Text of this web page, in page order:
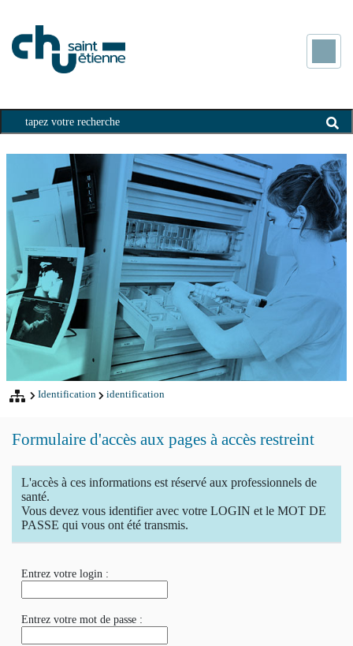
Identification identification
Formulaire d'accès aux pages à accès restreint
L'accès à ces informations est réservé aux professionnels de
santé.
Vous devez vous identifier avec votre LOGIN et le MOT DE
PASSE qui vous ont été transmis.
Entrez votre login :
Entrez votre mot de passe :